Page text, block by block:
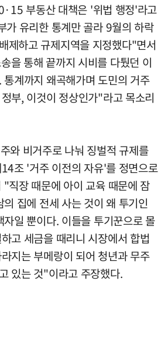
부동산 대책은 '위법 행정'라고
가 유리한 통계만 골라 9월의 하락
제하고 규제지역을 지정했다"면서
을 통해 끝까지 시비를 다퉜던 이
계까지 왜곡해가며 도민의 거주
부, 이것이 정상인가"라고 목소리
와 비거주로 나눠 징벌적 규제를
조 '거주 이전의 자유'를 정면으로
직장 때문에 아이 교육 때문에 잠
집에 전세 사는 것이 왜 투기인
일 뿐이다. 이들을 투기꾼으로 몰
고 세금을 때리니 시장에서 합법
지는 부메랑이 되어 청년과 무주
있는 것"이라고 주장했다.